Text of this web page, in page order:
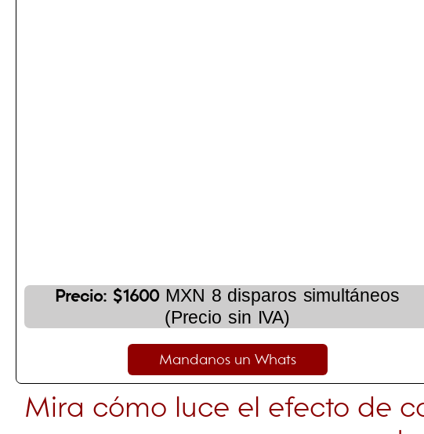
Precio: $1600MXN 8 disparos simultáneos
(Precio sin IVA)
Mandanos un Whats
Mira cómo luce el efecto de